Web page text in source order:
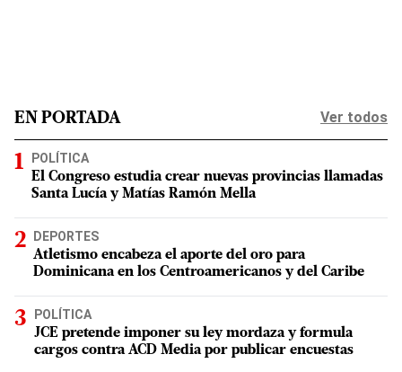
EN PORTADA Ver todos
POLÍTICA
El Congreso estudia crear nuevas provincias llamadas
Santa Lucía y Matías Ramón Mella
DEPORTES
Atletismo encabeza el aporte del oro para
Dominicana en los Centroamericanos y del Caribe
POLÍTICA
JCE pretende imponer su ley mordaza y formula
cargos contra ACD Media por publicar encuestas